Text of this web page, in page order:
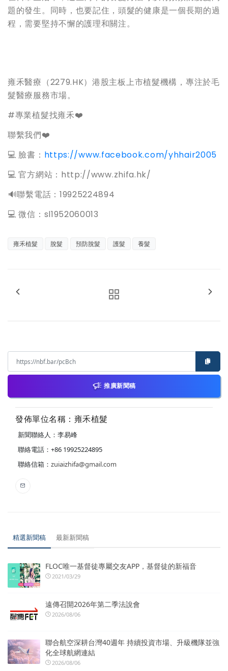
題的發生。同時，也要記住，頭髮的健康是一個長期的過
程，需要堅持不懈的護理和關注。
雍禾醫療（2279.HK）港股主板上市植髮機構，專注於毛
髮醫療服務市場。
#專業植髮找雍禾❤️
聯繫我們❤️
💻 臉書： https://www.facebook.com/yhhair2005
💻 官方網站：http://www.zhifa.hk/
️🔊聯繫電話：19925224894
💻 微信：sl1952060013
雍禾植髮 脫髮 預防脫髮 護髮 養髮
推廣新聞稿
發佈單位名稱：雍禾植髮
新聞聯絡人：李易峰
聯絡電話：+86 19925224895
聯絡信箱： zuiaizhifa@gmail.com
精選新聞稿 最新新聞稿
FLOC唯一基督徒專屬交友APP，基督徒的新福音
2021/03/29
遠傳召開2026年第二季法說會
2026/08/06
聯合航空深耕台灣40週年 持續投資市場、升級機隊並強
化全球航網連結
2026/08/06